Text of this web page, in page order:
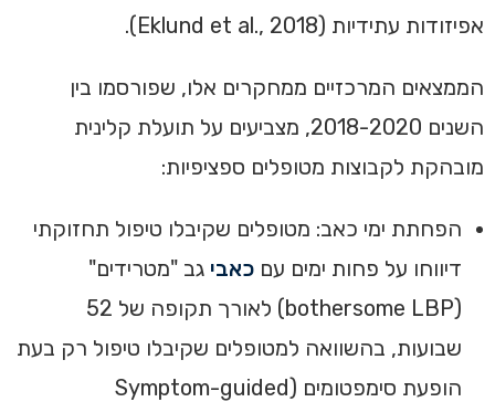
אפיזודות עתידיות (Eklund et al., 2018).
הממצאים המרכזיים ממחקרים אלו, שפורסמו בין
השנים 2018-2020, מצביעים על תועלת קלינית
מובהקת לקבוצות מטופלים ספציפיות:
הפחתת ימי כאב: מטופלים שקיבלו טיפול תחזוקתי
דיווחו על פחות ימים עם כאבי גב "מטרידים"
(bothersome LBP) לאורך תקופה של 52
שבועות, בהשוואה למטופלים שקיבלו טיפול רק בעת
הופעת סימפטומים (Symptom-guided